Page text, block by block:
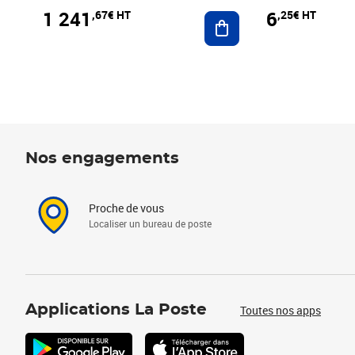
1 241 ,67€ HT Ajouter au panier
6,25€ HT
Nos engagements
Proche de vous
Localiser un bureau de poste
Applications La Poste Toutes nos apps